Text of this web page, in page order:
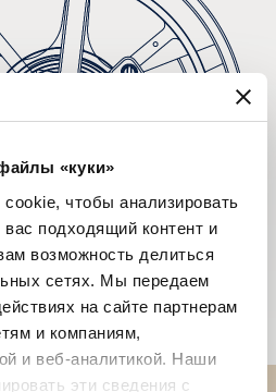
«куки»
чтобы анализировать
подходящий контент и
возможность делиться
сетях. Мы передаем
на сайте партнерам
и компаниям,
и веб-аналитикой. Наши
эти сведения с